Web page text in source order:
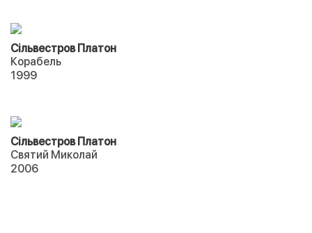
Сільвестров Платон
Корабель
1999
Сільвестров Платон
Святий Миколай
2006